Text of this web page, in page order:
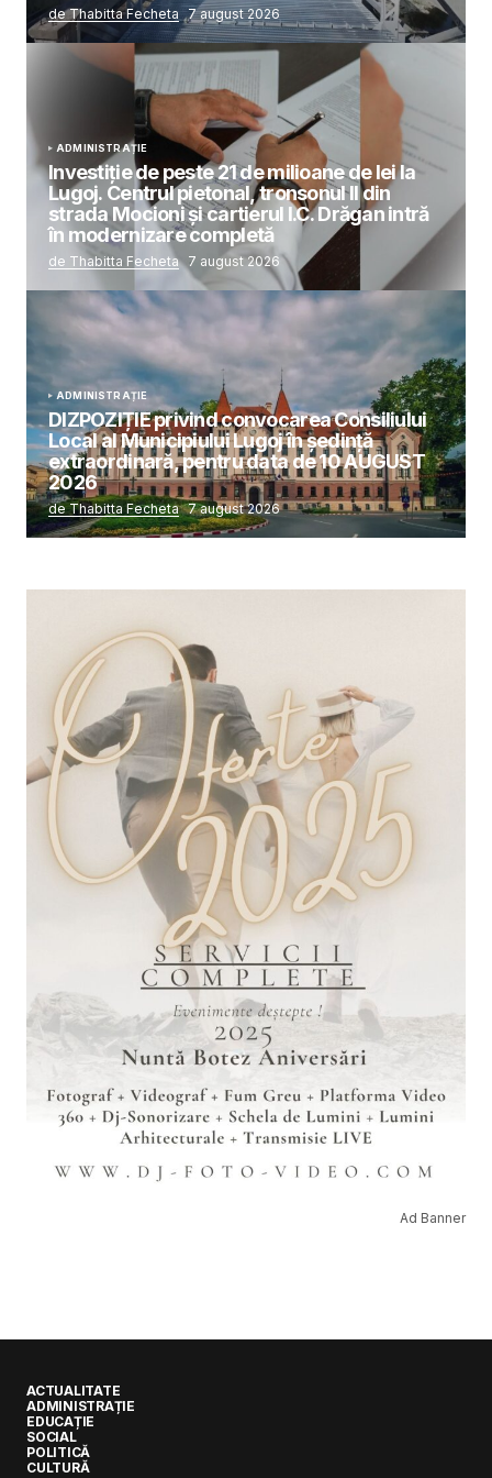
de Thabitta Fecheta 7 august 2026
ADMINISTRAȚIE
Investiție de peste 21 de milioane de lei la
Lugoj. Centrul pietonal, tronsonul II din
strada Mocioni și cartierul I.C. Drăgan intră
în modernizare completă
de Thabitta Fecheta 7 august 2026
ADMINISTRAȚIE
DIZPOZIȚIE privind convocarea Consiliului
Local al Municipiului Lugoj în şedinţă
extraordinară, pentru data de 10 AUGUST
2026
de Thabitta Fecheta 7 august 2026
Ad Banner
ACTUALITATE
ADMINISTRAȚIE
EDUCAȚIE
SOCIAL
POLITICĂ
CULTURĂ